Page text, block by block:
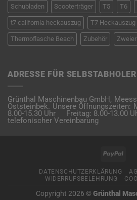
Schubladen Scooterträger T5 T6
t7 california heckauszug T7 Heckauszug
Thermoflasche Beach Zubehör
ADRESSE FÜR SELBSTABHOLER
Grünthal Maschinenbau GmbH,
Oststeinbek. Unsere Öffnungszeiten:
8.00-15.30 Uhr Freitag: 8.00-13.00
telefonischer Vereinbarung
DATENSCHUTZERKLÄRUNG
WIDERRUFSBELEHRUNG
Copyright 2026 © Grünthal